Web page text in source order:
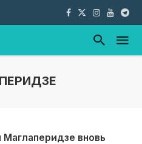
Маглаперидзе вновь